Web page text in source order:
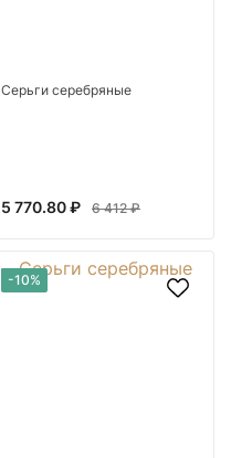
Серьги серебряные
5 770.80 ₽ 6 412 ₽
-10%